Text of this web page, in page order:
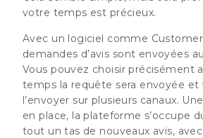
votre temps est précieux.
Avec un logiciel comme Customer
demandes d’avis sont envoyées
Vous pouvez choisir précisément
temps la requête sera envoyée et
l’envoyer sur plusieurs canaux.
en place, la plateforme s’occupe
tout un tas de nouveaux avis,